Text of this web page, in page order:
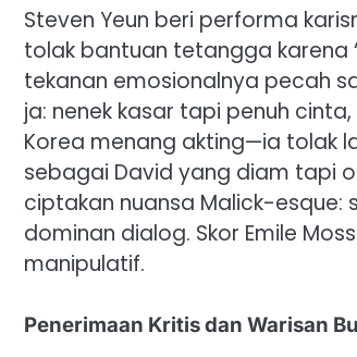
Steven Yeun beri performa
tolak bantuan tetangga karena
tekanan emosionalnya pecah
ja: nenek kasar tapi penuh
Korea menang akting—ia tolak
sebagai David yang diam tapi
ciptakan nuansa Malick-
dominan dialog. Skor Emile
manipulatif.
Penerimaan Kritis dan Warisan